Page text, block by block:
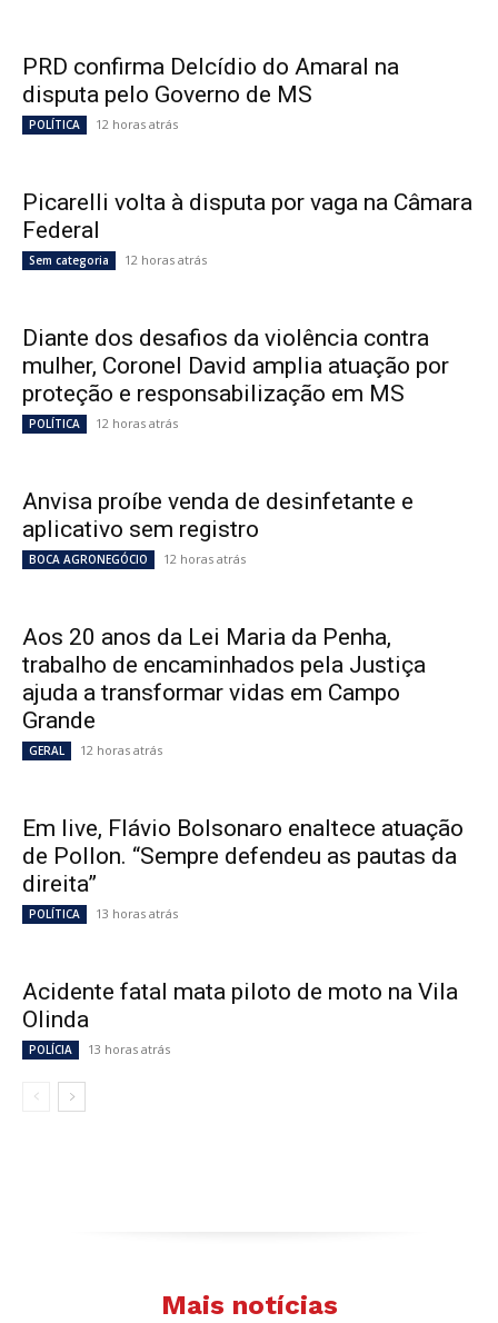
PRD confirma Delcídio do Amaral na
disputa pelo Governo de MS
POLÍTICA 12 horas atrás
Picarelli volta à disputa por vaga na Câmara
Federal
Sem categoria 12 horas atrás
Diante dos desafios da violência contra
mulher, Coronel David amplia atuação por
proteção e responsabilização em MS
POLÍTICA 12 horas atrás
Anvisa proíbe venda de desinfetante e
aplicativo sem registro
BOCA AGRONEGÓCIO 12 horas atrás
Aos 20 anos da Lei Maria da Penha,
trabalho de encaminhados pela Justiça
ajuda a transformar vidas em Campo
Grande
GERAL 12 horas atrás
Em live, Flávio Bolsonaro enaltece atuação
de Pollon. “Sempre defendeu as pautas da
direita”
POLÍTICA 13 horas atrás
Acidente fatal mata piloto de moto na Vila
Olinda
POLÍCIA 13 horas atrás
Mais notícias